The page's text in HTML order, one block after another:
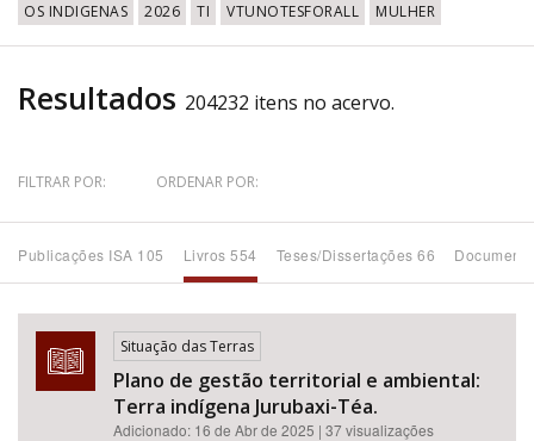
Até
Povo Indígena
Subtema
Área de Levantamento
OS INDIGENAS 2026 TI VTUNOTESFORALL MULHER
Resultados 204232 itens no acervo.
FILTRAR POR: ORDENAR POR:
Publicações ISA 105 Livros 554 Teses/Dissertações 66
Situação das Terras
Plano de gestão territorial e ambiental:
Terra indígena Jurubaxi-Téa.
Adicionado: 16 de Abr de 2025 | 37 visualizações